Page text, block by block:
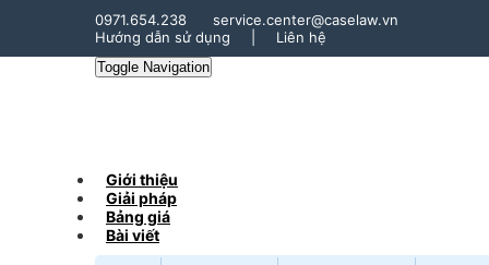
0971.654.238
service.center@caselaw.vn
Hướng dẫn sử dụng
Liên hệ
Toggle Navigation
Giới thiệu
Giải pháp
Bảng giá
Bài viết